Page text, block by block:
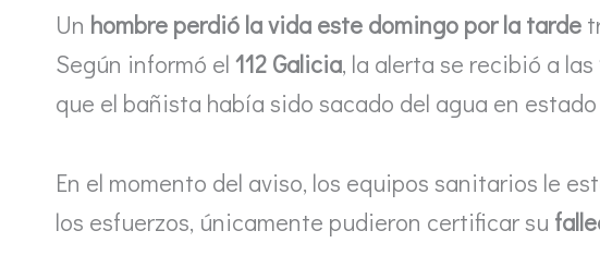
Un hombre perdió la vida este domingo por la tarde
Según informó el 112 Galicia, la alerta se recibió a las
que el bañista había sido sacado del agua en
En el momento del aviso, los equipos sanitarios le
los esfuerzos, únicamente pudieron certificar su